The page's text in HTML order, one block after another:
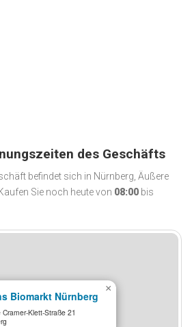
des Geschäfts
befindet sich in Nürnberg, Äußere
Sie noch heute von 08:00 bis
Biomarkt Nürnberg
Cramer-Klett-Straße 21
×